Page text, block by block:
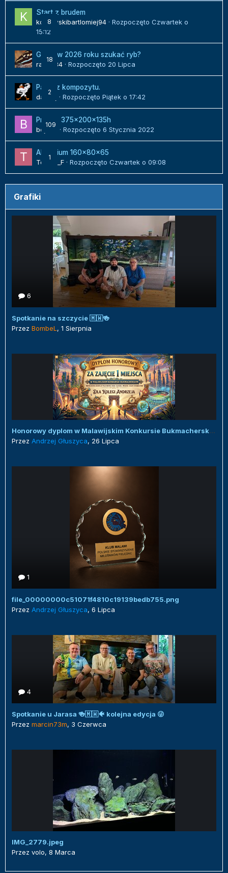
8
Start z brudem
kozlowskibartlomiej94 · Rozpoczęto Czwartek o
15:12
18
Gdzie w 2026 roku szukać ryb?
radek84 · Rozpoczęto 20 Lipca
2
Panel z kompozytu.
danielj
· Rozpoczęto Piątek o 17:42
109
Projekt 375x200x135h
bojack
· Rozpoczęto 6 Stycznia 2022
1
Akwarium 160x80x65
Tomek_F · Rozpoczęto Czwartek o 09:08
Grafiki
6
Spotkanie na szczycie 🇲🇼🍻
Przez BombeL , 1 Sierpnia
Honorowy dyplom w Malawijskim Konkursie Bukmacherskim :)
Przez Andrzej Głuszyca, 26 Lipca
1
file_00000000c51071f4810c19139bedb755.png
Przez Andrzej Głuszyca, 6 Lipca
4
Spotkanie u Jarasa 🍻🇲🇼🐠 kolejna edycja 😜
Przez marcin73m, 3 Czerwca
IMG_2779.jpeg
Przez volo, 8 Marca